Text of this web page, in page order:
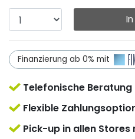
Finanzierung ab 0% mit
Telefonische Beratung
Flexible
Pick-up in allen Stores